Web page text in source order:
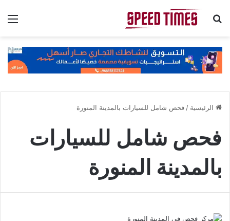
بحث عن
الرئيسية / فحص شامل للسيارات بالمدينة المنورة
فحص شامل للسيارات
بالمدينة المنورة